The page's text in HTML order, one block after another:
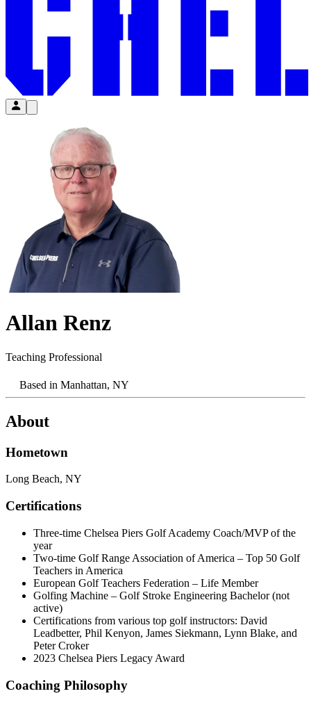
Allan Renz​​​​‌ ‍ ​‍​‍‌‍ ‌ ​‍‌‍‍‌‌‍‌ ‌‍‍‌‌‍ ‍​‍​‍​ ‍‍​‍​‍‌ ​ ‌‍​‌‌‍ ‍‌‍‍‌‌ ‌​‌ ‍‌​‍ ‍‌‍‍‌‌‍ ​‍​‍​‍ ​​‍​‍‌‍‍​‌ ​‍‌‍‌‌‌‍‌‍​‍​‍​ ‍‍​‍​‍‌‍‍​‌ ‌​‌ ‌​‌ ​​‌ ​ ​ ‍‍​‍ ​‍ ‌‍​ ‌‍‍​‌‍‌‌‌‍ ​‌ ​ ‌‍‌‌‌‍​‌‌ ​​‌‍‍‌‌‍‌‌‌ ​‍‌ ​ ​‍ ‍‌ ​ ‌‍​‌‌‍ ‍‌‍‍‌‌ ‌​‌ ‍‌​‍ ‍‌ ​ ‌ ‌​‌ ‌‌‌‍‌​‌‍‍‌‌‍ ​‍ ‌‍‍‌‌‍ ‍‌ ‌​‌‍‌‌‌‍ ‍‌ ‌​​‍ ‌‍‌‌‌‍‌​‌‍‍‌‌ ‌​​‍ ‌‍ ‌‌‍ ‌‍‌​‌‍‌‌​ ‌‌ ​​‌ ​‍‌‍‌‌‌ ​ ‌‍‌‌‌‍ ‍‌ ‌​‌‍​‌‌ ‌​‌‍‍‌‌‍ ‌‍ ‍​ ‍ ‌‍‍‌‌‍‌​​ ‌​ ‌ ‌‍‌​‌‍‌​‌‍​‍​ ‍‌‌‍‌‍​ ​‍‌‍​‍​‍ ‌​ ‌​‌‍​‌‌‍​‍​ ‌​​‍ ‌​ ‌​​ ‌​​ ‍​​ ‌ ​‍ ‌​ ‍​‌‍​ ​ ‍‌‌‍‌‌​‍ ‌‌‍‌​​ ​‌​ ​ ‌‍‌‌‌‍​‌‌‍‌‌‌‍‌​​ ​ ​ ​​​ ​‍‌‍​‌‌‍​ ​ ‍ ‌ ‌​‌ ‍‌‌ ​​‌‍‌‌​ ‌‌‍​ ‌‍ ‌‍​‌‌‍​ ‌‍‍​​ ‍ ‌ ​​‌‍​‌‌ ‌​‌‍‍​​ ‌‌‍ ‍‌‍​‌‌‍ ‌‌‍‌‌​ ‌‍​‍‌‍​‌‌ ​ ‌‍‌‌‌‌‌‌‌ ​‍‌‍ ​​ ‌‌‍‍​‌ ‌​‌ ‌​‌ ​​‌ ​ ​‍‌‌​ ​ ‌​​‌​‍‌‌​ ​‍‌​‌‍​‍‌‌​ ​‍‌​‌‍‌‍​ ‌‍‍​‌‍‌‌‌‍ ​‌ ​ ‌‍‌‌‌‍​‌‌ ​​‌‍‍‌‌‍‌‌‌ ​‍‌ ​ ​‍ ‍‌ ​ ‌‍​‌‌‍ ‍‌‍‍‌‌ ‌​‌ ‍‌​‍ ‍‌ ​ ‌ ‌​‌ ‌‌‌‍‌​‌‍‍‌‌‍ ​‍‌‍‌‍‍‌‌‍‌​​ ‌​ ‌ ‌‍‌​‌‍‌​‌‍​‍​ ‍‌‌‍‌‍​ ​‍‌‍​‍​‍ ‌​ ‌​‌‍​‌‌‍​‍​ ‌​​‍ ‌​ ‌​​ ‌​​ ‍​​ ‌ ​‍ ‌​ ‍​‌‍​ ​ ‍‌‌‍‌‌​‍ ‌‌‍‌​​ ​‌​ ​ ‌‍‌‌‌‍​‌‌‍‌‌‌‍‌​​ ​ ​ ​​​ ​‍‌‍​‌‌‍​ ​‍‌‍‌ ‌​‌ ‍‌‌ ​​‌‍‌‌​ ‌‌‍​ ‌‍ ‌‍​‌‌‍​ ‌‍‍​​‍‌‍‌ ​​‌‍​‌‌ ‌​‌‍‍​​ ‌‌‍ ‍‌‍​‌‌‍ ‌‌‍‌‌​‍‌‍‌ ​​‌‍‌‌‌ ​‍‌ ​ ‌ ​​‌‍‌‌‌‍​ ‌ ‌​‌‍‍‌‌ ‌‍‌‍‌‌​ ‌‌ ​​‌ ‌‌‌‍​‍‌‍ ​‌‍‍‌‌ ​ ‌‍‍​‌‍‌‌‌‍‌​​‍​‍‌ ‌
Teaching Professional​​​​‌ ‍ ​‍​‍‌‍ ‌ ​‍‌‍‍‌‌‍‌ ‌‍‍‌‌‍ ‍​‍​‍​ ‍‍​‍​‍‌ ​ ‌‍​‌‌‍ ‍‌‍‍‌‌ ‌​‌ ‍‌​‍ ‍‌‍‍‌‌‍ ​‍​‍​‍ ​​‍​‍‌‍‍​‌ ​‍‌‍‌‌‌‍‌‍​‍​‍​ ‍‍​‍​‍‌‍‍​‌ ‌​‌ ‌​‌ ​​‌ ​ ​ ‍‍​‍ ​‍ ‌‍​ ‌‍‍​‌‍‌‌‌‍ ​‌ ​ ‌‍‌‌‌‍​‌‌ ​​‌‍‍‌‌‍‌‌‌ ​‍‌ ​ ​‍ ‍‌ ​ ‌‍​‌‌‍ ‍‌‍‍‌‌ ‌​‌ ‍‌​‍ ‍‌ ​ ‌ ‌​‌ ‌‌‌‍‌​‌‍‍‌‌‍ ​‍ ‌‍‍‌‌‍ ‍‌ ‌​‌‍‌‌‌‍ ‍‌ ‌​​‍ ‌‍‌‌‌‍‌​‌‍‍‌‌ ‌​​‍ ‌‍ ‌‌‍ ‌‍‌​‌‍‌‌​ ‌‌ ​​‌ ​‍‌‍‌‌‌ ​ ‌‍‌‌‌‍ ‍‌ ‌​‌‍​‌‌ ‌​‌‍‍‌‌‍ ‌‍ ‍​ ‍ ‌‍‍‌‌‍‌​​ ‌​ ‌ ‌‍‌​‌‍‌​‌‍​‍​ ‍‌‌‍‌‍​ ​‍‌‍​‍​‍ ‌​ ‌​‌‍​‌‌‍​‍​ ‌​​‍ ‌​ ‌​​ ‌​​ ‍​​ ‌ ​‍ ‌​ ‍​‌‍​ ​ ‍‌‌‍‌‌​‍ ‌‌‍‌​​ ​‌​ ​ ‌‍‌‌‌‍​‌‌‍‌‌‌‍‌​​ ​ ​ ​​​ ​‍‌‍​‌‌‍​ ​ ‍ ‌ ‌​‌ ‍‌‌ ​​‌‍‌‌​ ‌‌‍​ ‌‍ ‌‍​‌‌‍​ ‌‍‍​​ ‍ ‌ ​​‌‍​‌‌ ‌​‌‍‍​​ ‌‌ ‌​‌‍‍‌‌ ‌​‌‍ ​‌‍‌‌​ ‌‍​‍‌‍​‌‌ ​ ‌‍‌‌‌‌‌‌‌ ​‍‌‍ ​​ ‌‌‍‍​‌ ‌​‌ ‌​‌ ​​‌ ​ ​‍‌‌​ ​ ‌​​‌​‍‌‌​ ​‍‌​‌‍​‍‌‌​ ​‍‌​‌‍‌‍​ ‌‍‍​‌‍‌‌‌‍ ​‌ ​ ‌‍‌‌‌‍​‌‌ ​​‌‍‍‌‌‍‌‌‌ ​‍‌ ​ ​‍ ‍‌ ​ ‌‍​‌‌‍ ‍‌‍‍‌‌ ‌​‌ ‍‌​‍ ‍‌ ​ ‌ ‌​‌ ‌‌‌‍‌​‌‍‍‌‌‍ ​‍‌‍‌‍‍‌‌‍‌​​ ‌​ ‌ ‌‍‌​‌‍‌​‌‍​‍​ ‍‌‌‍‌‍​ ​‍‌‍​‍​‍ ‌​ ‌​‌‍​‌‌‍​‍​ ‌​​‍ ‌​ ‌​​ ‌​​ ‍​​ ‌ ​‍ ‌​ ‍​‌‍​ ​ ‍‌‌‍‌‌​‍ ‌‌‍‌​​ ​‌​ ​ ‌‍‌‌‌‍​‌‌‍‌‌‌‍‌​​ ​ ​ ​​​ ​‍‌‍​‌‌‍​ ​‍‌‍‌ ‌​‌ ‍‌‌ ​​‌‍‌‌​ ‌‌‍​ ‌‍ ‌‍​‌‌‍​ ‌‍‍​​‍‌‍‌ ​​‌‍​‌‌ ‌​‌‍‍​​ ‌‌ ‌​‌‍‍‌‌ ‌​‌‍ ​‌‍‌‌​‍‌‍‌ ​​‌‍‌‌‌ ​‍‌ ​ ‌ ​​‌‍‌‌‌‍​ ‌ ‌​‌‍‍‌‌ ‌‍‌‍‌‌​ ‌‌ ​​‌ ‌‌‌‍​‍‌‍ ​‌‍‍‌‌ ​ ‌‍‍​‌‍‌‌‌‍‌​​‍​‍‌ ‌
Based in Manhattan, NY​​​​‌ ‍ ​‍​‍‌‍ ‌ ​‍‌‍‍‌‌‍‌ ‌‍‍‌‌‍ ‍​‍​‍​ ‍‍​‍​‍‌ ​ ‌‍​‌‌‍ ‍‌‍‍‌‌ ‌​‌ ‍‌​‍ ‍‌‍‍‌‌‍ ​‍​‍​‍ ​​‍​‍‌‍‍​‌ ​‍‌‍‌‌‌‍‌‍​‍​‍​ ‍‍​‍​‍‌‍‍​‌ ‌​‌ ‌​‌ ​​‌ ​ ​ ‍‍​‍ ​‍ ‌‍​ ‌‍‍​‌‍‌‌‌‍ ​‌ ​ ‌‍‌‌‌‍​‌‌ ​​‌‍‍‌‌‍‌‌‌ ​‍‌ ​ ​‍ ‍‌ ​ ‌‍​‌‌‍ ‍‌‍‍‌‌ ‌​‌ ‍‌​‍ ‍‌ ​ ‌ ‌​‌ ‌‌‌‍‌​‌‍‍‌‌‍ ​‍ ‌‍‍‌‌‍ ‍‌ ‌​‌‍‌‌‌‍ ‍‌ ‌​​‍ ‌‍‌‌‌‍‌​‌‍‍‌‌ ‌​​‍ ‌‍ ‌‌‍ ‌‍‌​‌‍‌‌​ ‌‌ ​​‌ ​‍‌‍‌‌‌ ​ ‌‍‌‌‌‍ ‍‌ ‌​‌‍​‌‌ ‌​‌‍‍‌‌‍ ‌‍ ‍​ ‍ ‌‍‍‌‌‍‌​​ ‌​ ‌ ‌‍‌​‌‍‌​‌‍​‍​ ‍‌‌‍‌‍​ ​‍‌‍​‍​‍ ‌​ ‌​‌‍​‌‌‍​‍​ ‌​​‍ ‌​ ‌​​ ‌​​ ‍​​ ‌ ​‍ ‌​ ‍​‌‍​ ​ ‍‌‌‍‌‌​‍ ‌‌‍‌​​ ​‌​ ​ ‌‍‌‌‌‍​‌‌‍‌‌‌‍‌​​ ​ ​ ​​​ ​‍‌‍​‌‌‍​ ​ ‍ ‌ ‌​‌ ‍‌‌ ​​‌‍‌‌​ ‌‌‍​ ‌‍ ‌‍​‌‌‍​ ‌‍‍​​ ‍ ‌ ​​‌‍​‌‌ ‌​‌‍‍​​ ‌‌‍ ​‌‍ ‌‍​ ‌‍​‌‌ ‌​‌‍‍‌‌‍ ‌‍ ‍​ ‌‍​‍‌‍​‌‌ ​ ‌‍‌‌‌‌‌‌‌ ​‍‌‍ ​​ ‌‌‍‍​‌ ‌​‌ ‌​‌ ​​‌ ​ ​‍‌‌​ ​ ‌​​‌​‍‌‌​ ​‍‌​‌‍​‍‌‌​ ​‍‌​‌‍‌‍​ ‌‍‍​‌‍‌‌‌‍ ​‌ ​ ‌‍‌‌‌‍​‌‌ ​​‌‍‍‌‌‍‌‌‌ ​‍‌ ​ ​‍ ‍‌ ​ ‌‍​‌‌‍ ‍‌‍‍‌‌ ‌​‌ ‍‌​‍ ‍‌ ​ ‌ ‌​‌ ‌‌‌‍‌​‌‍‍‌‌‍ ​‍‌‍‌‍‍‌‌‍‌​​ ‌​ ‌ ‌‍‌​‌‍‌​‌‍​‍​ ‍‌‌‍‌‍​ ​‍‌‍​‍​‍ ‌​ ‌​‌‍​‌‌‍​‍​ ‌​​‍ ‌​ ‌​​ ‌​​ ‍​​ ‌ ​‍ ‌​ ‍​‌‍​ ​ ‍‌‌‍‌‌​‍ ‌‌‍‌​​ ​‌​ ​ ‌‍‌‌‌‍​‌‌‍‌‌‌‍‌​​ ​ ​ ​​​ ​‍‌‍​‌‌‍​ ​‍‌‍‌ ‌​‌ ‍‌‌ ​​‌‍‌‌​ ‌‌‍​ ‌‍ ‌‍​‌‌‍​ ‌‍‍​​‍‌‍‌ ​​‌‍​‌‌ ‌​‌‍‍​​ ‌‌‍ ​‌‍ ‌‍​ ‌‍​‌‌ ‌​‌‍‍‌‌‍ ‌‍ ‍​‍‌‍‌ ​​‌‍‌‌‌ ​‍‌ ​ ‌ ​​‌‍‌‌‌‍​ ‌ ‌​‌‍‍‌‌ ‌‍‌‍‌‌​ ‌‌ ​​‌ ‌‌‌‍​‍‌‍ ​‌‍‍‌‌ ​ ‌‍‍​‌‍‌‌‌‍‌​​‍​‍‌ ‌
About
Hometown​​​​‌ ‍ ​‍​‍‌‍ ‌ ​‍‌‍‍‌‌‍‌ ‌‍‍‌‌‍ ‍​‍​‍​ ‍‍​‍​‍‌ ​ ‌‍​‌‌‍ ‍‌‍‍‌‌ ‌​‌ ‍‌​‍ ‍‌‍‍‌‌‍ ​‍​‍​‍ ​​‍​‍‌‍‍​‌ ​‍‌‍‌‌‌‍‌‍​‍​‍​ ‍‍​‍​‍‌‍‍​‌ ‌​‌ ‌​‌ ​​‌ ​ ​ ‍‍​‍ ​‍ ‌‍​ ‌‍‍​‌‍‌‌‌‍ ​‌ ​ ‌‍‌‌‌‍​‌‌ ​​‌‍‍‌‌‍‌‌‌ ​‍‌ ​ ​‍ ‍‌ ​ ‌‍​‌‌‍ ‍‌‍‍‌‌ ‌​‌ ‍‌​‍ ‍‌ ​ ‌ ‌​‌ ‌‌‌‍‌​‌‍‍‌‌‍ ​‍ ‌‍‍‌‌‍ ‍‌ ‌​‌‍‌‌‌‍ ‍‌ ‌​​‍ ‌‍‌‌‌‍‌​‌‍‍‌‌ ‌​​‍ ‌‍ ‌‌‍ ‌‍‌​‌‍‌‌​ ‌‌ ​​‌ ​‍‌‍‌‌‌ ​ ‌‍‌‌‌‍ ‍‌ ‌​‌‍​‌‌ ‌​‌‍‍‌‌‍ ‌‍ ‍​ ‍ ‌‍‍‌‌‍‌​​ ‌​ ‌ ‌‍‌​‌‍‌​‌‍​‍​ ‍‌‌‍‌‍​ ​‍‌‍​‍​‍ ‌​ ‌​‌‍​‌‌‍​‍​ ‌​​‍ ‌​ ‌​​ ‌​​ ‍​​ ‌ ​‍ ‌​ ‍​‌‍​ ​ ‍‌‌‍‌‌​‍ ‌‌‍‌​​ ​‌​ ​ ‌‍‌‌‌‍​‌‌‍‌‌‌‍‌​​ ​ ​ ​​​ ​‍‌‍​‌‌‍​ ​ ‍ ‌ ‌​‌ ‍‌‌ ​​‌‍‌‌​ ‌‌‍​ ‌‍ ‌‍​‌‌‍​ ‌‍‍​​ ‍ ‌ ​​‌‍​‌‌ ‌​‌‍‍​​ ‌‌ ​‍‌‍‍‌‌‍​ ‌‍‍​‌‌‌​‌‍‌‌‌ ‍​‌ ‌​​‍‌‌​ ‌‌‌​​‍‌‌ ‌‍‍ ‌‍‌‌‌ ‍‌​‍‌‌​ ​ ‌​‌​​‍‌‌​ ​ ‌​‌​​‍‌‌​ ​‍​ ​‍‌​‍ ‌​‌‍‌‌‍​‌​‍‍‌​‌​‌ ​​‌​ ‌‍ ​​‍‌‌​ ​‍​ ​‍​‍‌‌​ ‌‌‌​‌​​‍ ‍‌‍​ ‌‍‍​‌‍‍‌‌‍ ​‌‍‌​‌ ​‍‌‍‌‌‌‍ ‍​‍‌‌​ ‌‌‌​​‍‌‌ ‌‍‍ ‌‍‌‌‌ ‍‌​‍‌‌​ ​ ‌​‌​​‍‌‌​ ​ ‌​‌​​‍‌‌​ ​‍​ ​‍‌‌​‌‌‍​‍​ ​ ‌ ‍​‌‍‌ ‌ ‌‍‌‍​ ‌‍‍‍​‍‌‌​ ​‍​ ​‍​‍‌‌​ ‌‌‌​‌​​‍ ‍‌ ‌​‌‍‌‌‌ ‍​‌ ‌​​ ‌‍​‍‌‍​‌‌ ​ ‌‍‌‌‌‌‌‌‌ ​‍‌‍ ​​ ‌‌‍‍​‌ ‌​‌ ‌​‌ ​​‌ ​ ​‍‌‌​ ​ ‌​​‌​‍‌‌​ ​‍‌​‌‍​‍‌‌​ ​‍‌​‌‍‌‍​ ‌‍‍​‌‍‌‌‌‍ ​‌ ​ ‌‍‌‌‌‍​‌‌ ​​‌‍‍‌‌‍‌‌‌ ​‍‌ ​ ​‍ ‍‌ ​ ‌‍​‌‌‍ ‍‌‍‍‌‌ ‌​‌ ‍‌​‍ ‍‌ ​ ‌ ‌​‌ ‌‌‌‍‌​‌‍‍‌‌‍ ​‍‌‍‌‍‍‌‌‍‌​​ ‌​ ‌ ‌‍‌​‌‍‌​‌‍​‍​ ‍‌‌‍‌‍​ ​‍‌‍​‍​‍ ‌​ ‌​‌‍​‌‌‍​‍​ ‌​​‍ ‌​ ‌​​ ‌​​ ‍​​ ‌ ​‍ ‌​ ‍​‌‍​ ​ ‍‌‌‍‌‌​‍ ‌‌‍‌​​ ​‌​ ​ ‌‍‌‌‌‍​‌‌‍‌‌‌‍‌​​ ​ ​ ​​​ ​‍‌‍​‌‌‍​ ​‍‌‍‌ ‌​‌ ‍‌‌ ​​‌‍‌‌​ ‌‌‍​ ‌‍ ‌‍​‌‌‍​ ‌‍‍​​‍‌‍‌ ​​‌‍​‌‌ ‌​‌‍‍​​ ‌‌ ​‍‌‍‍‌‌‍​ ‌‍‍​‌‌‌​‌‍‌‌‌ ‍​‌ ‌​​‍‌‌​ ‌‌‌​​‍‌‌ ‌‍‍ ‌‍‌‌‌ ‍‌​‍‌‌​ ​ ‌​‌​​‍‌‌​ ​ ‌​‌​​‍‌‌​ ​‍​ ​‍‌​‍ ‌​‌‍‌‌‍​‌​‍‍‌​‌​‌ ​​‌​ ‌‍ ​​‍‌‌​ ​‍​ ​‍​‍‌‌​ ‌‌‌​‌​​‍ ‍‌‍​ ‌‍‍​‌‍‍‌‌‍ ​‌‍‌​‌ ​‍‌‍‌‌‌‍ ‍​‍‌‌​ ‌‌‌​​‍‌‌ ‌‍‍ ‌‍‌‌‌ ‍‌​‍‌‌​ ​ ‌​‌​​‍‌‌​ ​ ‌​‌​​‍‌‌​ ​‍​ ​‍‌‌​‌‌‍​‍​ ​ ‌ ‍​‌‍‌ ‌ ‌‍‌‍​ ‌‍‍‍​‍‌‌​ ​‍​ ​‍​‍‌‌​ ‌‌‌​‌​​‍ ‍‌ ‌​‌‍‌‌‌ ‍​‌ ‌​​‍‌‍‌ ​​‌‍‌‌‌ ​‍‌ ​ ‌ ​​‌‍‌‌‌‍​ ‌ ‌​‌‍‍‌‌ ‌‍‌‍‌‌​ ‌‌ ​​‌ ‌‌‌‍​‍‌‍ ​‌‍‍‌‌ ​ ‌‍‍​‌‍‌‌‌‍‌​​‍​‍‌ ‌
Long Beach, NY​​​​‌ ‍ ​‍​‍‌‍ ‌ ​‍‌‍‍‌‌‍‌ ‌‍‍‌‌‍ ‍​‍​‍​ ‍‍​‍​‍‌ ​ ‌‍​‌‌‍ ‍‌‍‍‌‌ ‌​‌ ‍‌​‍ ‍‌‍‍‌‌‍ ​‍​‍​‍ ​​‍​‍‌‍‍​‌ ​‍‌‍‌‌‌‍‌‍​‍​‍​ ‍‍​‍​‍‌‍‍​‌ ‌​‌ ‌​‌ ​​‌ ​ ​ ‍‍​‍ ​‍ ‌‍​ ‌‍‍​‌‍‌‌‌‍ ​‌ ​ ‌‍‌‌‌‍​‌‌ ​​‌‍‍‌‌‍‌‌‌ ​‍‌ ​ ​‍ ‍‌ ​ ‌‍​‌‌‍ ‍‌‍‍‌‌ ‌​‌ ‍‌​‍ ‍‌ ​ ‌ ‌​‌ ‌‌‌‍‌​‌‍‍‌‌‍ ​‍ ‌‍‍‌‌‍ ‍‌ ‌​‌‍‌‌‌‍ ‍‌ ‌​​‍ ‌‍‌‌‌‍‌​‌‍‍‌‌ ‌​​‍ ‌‍ ‌‌‍ ‌‍‌​‌‍‌‌​ ‌‌ ​​‌ ​‍‌‍‌‌‌ ​ ‌‍‌‌‌‍ ‍‌ ‌​‌‍​‌‌ ‌​‌‍‍‌‌‍ ‌‍ ‍​ ‍ ‌‍‍‌‌‍‌​​ ‌​ ‌ ‌‍‌​‌‍‌​‌‍​‍​ ‍‌‌‍‌‍​ ​‍‌‍​‍​‍ ‌​ ‌​‌‍​‌‌‍​‍​ ‌​​‍ ‌​ ‌​​ ‌​​ ‍​​ ‌ ​‍ ‌​ ‍​‌‍​ ​ ‍‌‌‍‌‌​‍ ‌‌‍‌​​ ​‌​ ​ ‌‍‌‌‌‍​‌‌‍‌‌‌‍‌​​ ​ ​ ​​​ ​‍‌‍​‌‌‍​ ​ ‍ ‌ ‌​‌ ‍‌‌ ​​‌‍‌‌​ ‌‌‍​ ‌‍ ‌‍​‌‌‍​ ‌‍‍​​ ‍ ‌ ​​‌‍​‌‌ ‌​‌‍‍​​ ‌‌ ​‍‌‍‍‌‌‍​ ‌‍‍​‌‌‌​‌‍‌‌‌ ‍​‌ ‌​​‍‌‌​ ‌‌‌​​‍‌‌ ‌‍‍ ‌‍‌‌‌ ‍‌​‍‌‌​ ​ ‌​‌​​‍‌‌​ ​ ‌​‌​​‍‌‌​ ​‍​ ​‍‌‍ ‌‌‍‌‌‌​ ‌‌‍‍‌ ‌ ‌‌‌‌‌​ ‌‌​‌​‍‌‌​ ​‍​ ​‍​‍‌‌​ ‌‌‌​‌​​‍ ‍‌‍​ ‌‍‍​‌‍‍‌‌‍ ​‌‍‌​‌ ​‍‌‍‌‌‌‍ ‍​‍‌‌​ ‌‌‌​​‍‌‌ ‌‍‍ ‌‍‌‌‌ ‍‌​‍‌‌​ ​ ‌​‌​​‍‌‌​ ​ ‌​‌​​‍‌‌​ ​‍​ ​‍​ ‍​‌‍​‌‌​‌‍​ ​‌​ ‍​‌​​‍‌‌​​‌ ​‌​‍‌‌​ ​‍​ ​‍​‍‌‌​ ‌‌‌​‌​​‍ ‍‌ ‌​‌‍‌‌‌ ‍​‌ ‌​​ ‌‍​‍‌‍​‌‌ ​ ‌‍‌‌‌‌‌‌‌ ​‍‌‍ ​​ ‌‌‍‍​‌ ‌​‌ ‌​‌ ​​‌ ​ ​‍‌‌​ ​ ‌​​‌​‍‌‌​ ​‍‌​‌‍​‍‌‌​ ​‍‌​‌‍‌‍​ ‌‍‍​‌‍‌‌‌‍ ​‌ ​ ‌‍‌‌‌‍​‌‌ ​​‌‍‍‌‌‍‌‌‌ ​‍‌ ​ ​‍ ‍‌ ​ ‌‍​‌‌‍ ‍‌‍‍‌‌ ‌​‌ ‍‌​‍ ‍‌ ​ ‌ ‌​‌ ‌‌‌‍‌​‌‍‍‌‌‍ ​‍‌‍‌‍‍‌‌‍‌​​ ‌​ ‌ ‌‍‌​‌‍‌​‌‍​‍​ ‍‌‌‍‌‍​ ​‍‌‍​‍​‍ ‌​ ‌​‌‍​‌‌‍​‍​ ‌​​‍ ‌​ ‌​​ ‌​​ ‍​​ ‌ ​‍ ‌​ ‍​‌‍​ ​ ‍‌‌‍‌‌​‍ ‌‌‍‌​​ ​‌​ ​ ‌‍‌‌‌‍​‌‌‍‌‌‌‍‌​​ ​ ​ ​​​ ​‍‌‍​‌‌‍​ ​‍‌‍‌ ‌​‌ ‍‌‌ ​​‌‍‌‌​ ‌‌‍​ ‌‍ ‌‍​‌‌‍​ ‌‍‍​​‍‌‍‌ ​​‌‍​‌‌ ‌​‌‍‍​​ ‌‌ ​‍‌‍‍‌‌‍​ ‌‍‍​‌‌‌​‌‍‌‌‌ ‍​‌ ‌​​‍‌‌​ ‌‌‌​​‍‌‌ ‌‍‍ ‌‍‌‌‌ ‍‌​‍‌‌​ ​ ‌​‌​​‍‌‌​ ​ ‌​‌​​‍‌‌​ ​‍​ ​‍‌‍ ‌‌‍‌‌‌​ ‌‌‍‍‌ ‌ ‌‌‌‌‌​ ‌‌​‌​‍‌‌​ ​‍​ ​‍​‍‌‌​ ‌‌‌​‌​​‍ ‍‌‍​ ‌‍‍​‌‍‍‌‌‍ ​‌‍‌​‌ ​‍‌‍‌‌‌‍ ‍​‍‌‌​ ‌‌‌​​‍‌‌ ‌‍‍ ‌‍‌‌‌ ‍‌​‍‌‌​ ​ ‌​‌​​‍‌‌​ ​ ‌​‌​​‍‌‌​ ​‍​ ​‍​ ‍​‌‍​‌‌​‌‍​ ​‌​ ‍​‌​​‍‌‌​​‌ ​‌​‍‌‌​ ​‍​ ​‍​‍‌‌​ ‌‌‌​‌​​‍ ‍‌ ‌​‌‍‌‌‌ ‍​‌ ‌​​‍‌‍‌ ​​‌‍‌‌‌ ​‍‌ ​ ‌ ​​‌‍‌‌‌‍​ ‌ ‌​‌‍‍‌‌ ‌‍‌‍‌‌​ ‌‌ ​​‌ ‌‌‌‍​‍‌‍ ​‌‍‍‌‌ ​ ‌‍‍​‌‍‌‌‌‍‌​​‍​‍‌ ‌
Certifications​​​​‌ ‍ ​‍​‍‌‍ ‌ ​‍‌‍‍‌‌‍‌ ‌‍‍‌‌‍ ‍​‍​‍​ ‍‍​‍​‍‌ ​ ‌‍​‌‌‍ ‍‌‍‍‌‌ ‌​‌ ‍‌​‍ ‍‌‍‍‌‌‍ ​‍​‍​‍ ​​‍​‍‌‍‍​‌ ​‍‌‍‌‌‌‍‌‍​‍​‍​ ‍‍​‍​‍‌‍‍​‌ ‌​‌ ‌​‌ ​​‌ ​ ​ ‍‍​‍ ​‍ ‌‍​ ‌‍‍​‌‍‌‌‌‍ ​‌ ​ ‌‍‌‌‌‍​‌‌ ​​‌‍‍‌‌‍‌‌‌ ​‍‌ ​ ​‍ ‍‌ ​ ‌‍​‌‌‍ ‍‌‍‍‌‌ ‌​‌ ‍‌​‍ ‍‌ ​ ‌ ‌​‌ ‌‌‌‍‌​‌‍‍‌‌‍ ​‍ ‌‍‍‌‌‍ ‍‌ ‌​‌‍‌‌‌‍ ‍‌ ‌​​‍ ‌‍‌‌‌‍‌​‌‍‍‌‌ ‌​​‍ ‌‍ ‌‌‍ ‌‍‌​‌‍‌‌​ ‌‌ ​​‌ ​‍‌‍‌‌‌ ​ ‌‍‌‌‌‍ ‍‌ ‌​‌‍​‌‌ ‌​‌‍‍‌‌‍ ‌‍ ‍​ ‍ ‌‍‍‌‌‍‌​​ ‌​ ‌ ‌‍‌​‌‍‌​‌‍​‍​ ‍‌‌‍‌‍​ ​‍‌‍​‍​‍ ‌​ ‌​‌‍​‌‌‍​‍​ ‌​​‍ ‌​ ‌​​ ‌​​ ‍​​ ‌ ​‍ ‌​ ‍​‌‍​ ​ ‍‌‌‍‌‌​‍ ‌‌‍‌​​ ​‌​ ​ ‌‍‌‌‌‍​‌‌‍‌‌‌‍‌​​ ​ ​ ​​​ ​‍‌‍​‌‌‍​ ​ ‍ ‌ ‌​‌ ‍‌‌ ​​‌‍‌‌​ ‌‌‍​ ‌‍ ‌‍​‌‌‍​ ‌‍‍​​ ‍ ‌ ​​‌‍​‌‌ ‌​‌‍‍​​ ‌‌ ​‍‌‍‍‌‌‍​ ‌‍‍​‌‌‌​‌‍‌‌‌ ‍​‌ ‌​​‍‌‌​ ‌‌‌​​‍‌‌ ‌‍‍ ‌‍‌‌‌ ‍‌​‍‌‌​ ​ ‌​‌​​‍‌‌​ ​ ‌​‌​​‍‌‌​ ​‍​ ​‍‌ ‍‍‌‌​ ‌‍ ​‌‍​ ‌‌‌‍‌‍​‌‌‍‍‌‌​​‍​‍‌‌​ ​‍​ ​‍​‍‌‌​ ‌‌‌​‌​​‍ ‍‌‍​ ‌‍‍​‌‍‍‌‌‍ ​‌‍‌​‌ ​‍‌‍‌‌‌‍ ‍​‍‌‌​ ‌‌‌​​‍‌‌ ‌‍‍ ‌‍‌‌‌ ‍‌​‍‌‌​ ​ ‌​‌​​‍‌‌​ ​ ‌​‌​​‍‌‌​ ​‍​ ​‍‌‍ ‍​ ‍​​ ​ ‌ ​‍‌ ‍​‌​‌‌‌​‍‍​ ​‌​‍‌‌​ ​‍​ ​‍​‍‌‌​ ‌‌‌​‌​​‍ ‍‌ ‌​‌‍‌‌‌ ‍​‌ ‌​​ ‌‍​‍‌‍​‌‌ ​ ‌‍‌‌‌‌‌‌‌ ​‍‌‍ ​​ ‌‌‍‍​‌ ‌​‌ ‌​‌ ​​‌ ​ ​‍‌‌​ ​ ‌​​‌​‍‌‌​ ​‍‌​‌‍​‍‌‌​ ​‍‌​‌‍‌‍​ ‌‍‍​‌‍‌‌‌‍ ​‌ ​ ‌‍‌‌‌‍​‌‌ ​​‌‍‍‌‌‍‌‌‌ ​‍‌ ​ ​‍ ‍‌ ​ ‌‍​‌‌‍ ‍‌‍‍‌‌ ‌​‌ ‍‌​‍ ‍‌ ​ ‌ ‌​‌ ‌‌‌‍‌​‌‍‍‌‌‍ ​‍‌‍‌‍‍‌‌‍‌​​ ‌​ ‌ ‌‍‌​‌‍‌​‌‍​‍​ ‍‌‌‍‌‍​ ​‍‌‍​‍​‍ ‌​ ‌​‌‍​‌‌‍​‍​ ‌​​‍ ‌​ ‌​​ ‌​​ ‍​​ ‌ ​‍ ‌​ ‍​‌‍​ ​ ‍‌‌‍‌‌​‍ ‌‌‍‌​​ ​‌​ ​ ‌‍‌‌‌‍​‌‌‍‌‌‌‍‌​​ ​ ​ ​​​ ​‍‌‍​‌‌‍​ ​‍‌‍‌ ‌​‌ ‍‌‌ ​​‌‍‌‌​ ‌‌‍​ ‌‍ ‌‍​‌‌‍​ ‌‍‍​​‍‌‍‌ ​​‌‍​‌‌ ‌​‌‍‍​​ ‌‌ ​‍‌‍‍‌‌‍​ ‌‍‍​‌‌‌​‌‍‌‌‌ ‍​‌ ‌​​‍‌‌​ ‌‌‌​​‍‌‌ ‌‍‍ ‌‍‌‌‌ ‍‌​‍‌‌​ ​ ‌​‌​​‍‌‌​ ​ ‌​‌​​‍‌‌​ ​‍​ ​‍‌ ‍‍‌‌​ ‌‍ ​‌‍​ ‌‌‌‍‌‍​‌‌‍‍‌‌​​‍​‍‌‌​ ​‍​ ​‍​‍‌‌​ ‌‌‌​‌​​‍ ‍‌‍​ ‌‍‍​‌‍‍‌‌‍ ​‌‍‌​‌ ​‍‌‍‌‌‌‍ ‍​‍‌‌​ ‌‌‌​​‍‌‌ ‌‍‍ ‌‍‌‌‌ ‍‌​‍‌‌​ ​ ‌​‌​​‍‌‌​ ​ ‌​‌​​‍‌‌​ ​‍​ ​‍‌‍ ‍​ ‍​​ ​ ‌ ​‍‌ ‍​‌​‌‌‌​‍‍​ ​‌​‍‌‌​ ​‍​ ​‍​‍‌‌​ ‌‌‌​‌​​‍ ‍‌ ‌​‌‍‌‌‌ ‍​‌ ‌​​‍‌‍‌ ​​‌‍‌‌‌ ​‍‌ ​ ‌ ​​‌‍‌‌‌‍​ ‌ ‌​‌‍‍‌‌ ‌‍‌‍‌‌​ ‌‌ ​​‌ ‌‌‌‍​‍‌‍ ​‌‍‍‌‌ ​ ‌‍‍​‌‍‌‌‌‍‌​​‍​‍‌ ‌
Three-time Chelsea Piers Golf Academy Coach/MVP of the
year​​​​‌ ‍ ​‍​‍‌‍ ‌ ​‍‌‍‍‌‌‍‌ ‌‍‍‌‌‍ ‍​‍​‍​ ‍‍​‍​‍‌ ​ ‌‍​‌‌‍ ‍‌‍‍‌‌ ‌​‌ ‍‌​‍ ‍‌‍‍‌‌‍ ​‍​‍​‍ ​​‍​‍‌‍‍​‌ ​‍‌‍‌‌‌‍‌‍​‍​‍​ ‍‍​‍​‍‌‍‍​‌ ‌​‌ ‌​‌ ​​‌ ​ ​ ‍‍​‍ ​‍ ‌‍​ ‌‍‍​‌‍‌‌‌‍ ​‌ ​ ‌‍‌‌‌‍​‌‌ ​​‌‍‍‌‌‍‌‌‌ ​‍‌ ​ ​‍ ‍‌ ​ ‌‍​‌‌‍ ‍‌‍‍‌‌ ‌​‌ ‍‌​‍ ‍‌ ​ ‌ ‌​‌ ‌‌‌‍‌​‌‍‍‌‌‍ ​‍ ‌‍‍‌‌‍ ‍‌ ‌​‌‍‌‌‌‍ ‍‌ ‌​​‍ ‌‍‌‌‌‍‌​‌‍‍‌‌ ‌​​‍ ‌‍ ‌‌‍ ‌‍‌​‌‍‌‌​ ‌‌ ​​‌ ​‍‌‍‌‌‌ ​ ‌‍‌‌‌‍ ‍‌ ‌​‌‍​‌‌ ‌​‌‍‍‌‌‍ ‌‍ ‍​ ‍ ‌‍‍‌‌‍‌​​ ‌​ ‌ ‌‍‌​‌‍‌​‌‍​‍​ ‍‌‌‍‌‍​ ​‍‌‍​‍​‍ ‌​ ‌​‌‍​‌‌‍​‍​ ‌​​‍ ‌​ ‌​​ ‌​​ ‍​​ ‌ ​‍ ‌​ ‍​‌‍​ ​ ‍‌‌‍‌‌​‍ ‌‌‍‌​​ ​‌​ ​ ‌‍‌‌‌‍​‌‌‍‌‌‌‍‌​​ ​ ​ ​​​ ​‍‌‍​‌‌‍​ ​ ‍ ‌ ‌​‌ ‍‌‌ ​​‌‍‌‌​ ‌‌‍​ ‌‍ ‌‍​‌‌‍​ ‌‍‍​​ ‍ ‌ ​​‌‍​‌‌ ‌​‌‍‍​​ ‌‌ ​‍‌‍‍‌‌‍​ ‌‍‍​‌‌‌​‌‍‌‌‌ ‍​‌ ‌​​‍‌‌​ ‌‌‌​​‍‌‌ ‌‍‍ ‌‍‌‌‌ ‍‌​‍‌‌​ ​ ‌​‌​​‍‌‌​ ​ ‌​‌​​‍‌‌​ ​‍​ ​‍​ ​ ‌ ‍​‌‍‌‍‌‌‌​‌​​‌‌​‍‍‌‌‍‌‌‍‌‍​‍‌‌​ ​‍​ ​‍​‍‌‌​ ‌‌‌​‌​​‍ ‍‌‍​ ‌‍‍​‌‍‍‌‌‍ ​‌‍‌​‌ ​‍‌‍‌‌‌‍ ‍​‍‌‌​ ‌‌‌​​‍‌‌ ‌‍‍ ‌‍‌‌‌ ‍‌​‍‌‌​ ​ ‌​‌​​‍‌‌​ ​ ‌​‌​​‍‌‌​ ​‍​ ​‍​ ​‌‌‌​‍‌‍‌ ​ ‌​‌ ‍‍‌ ​ ‌​‌‌‌‍‍​​‍‌‌​ ​‍​ ​‍​‍‌‌​ ‌‌‌​‌​​‍ ‍‌ ‌​‌‍‌‌‌ ‍​‌ ‌​​ ‌‍​‍‌‍​‌‌ ​ ‌‍‌‌‌‌‌‌‌ ​‍‌‍ ​​ ‌‌‍‍​‌ ‌​‌ ‌​‌ ​​‌ ​ ​‍‌‌​ ​ ‌​​‌​‍‌‌​ ​‍‌​‌‍​‍‌‌​ ​‍‌​‌‍‌‍​ ‌‍‍​‌‍‌‌‌‍ ​‌ ​ ‌‍‌‌‌‍​‌‌ ​​‌‍‍‌‌‍‌‌‌ ​‍‌ ​ ​‍ ‍‌ ​ ‌‍​‌‌‍ ‍‌‍‍‌‌ ‌​‌ ‍‌​‍ ‍‌ ​ ‌ ‌​‌ ‌‌‌‍‌​‌‍‍‌‌‍ ​‍‌‍‌‍‍‌‌‍‌​​ ‌​ ‌ ‌‍‌​‌‍‌​‌‍​‍​ ‍‌‌‍‌‍​ ​‍‌‍​‍​‍ ‌​ ‌​‌‍​‌‌‍​‍​ ‌​​‍ ‌​ ‌​​ ‌​​ ‍​​ ‌ ​‍ ‌​ ‍​‌‍​ ​ ‍‌‌‍‌‌​‍ ‌‌‍‌​​ ​‌​ ​ ‌‍‌‌‌‍​‌‌‍‌‌‌‍‌​​ ​ ​ ​​​ ​‍‌‍​‌‌‍​ ​‍‌‍‌ ‌​‌ ‍‌‌ ​​‌‍‌‌​ ‌‌‍​ ‌‍ ‌‍​‌‌‍​ ‌‍‍​​‍‌‍‌ ​​‌‍​‌‌ ‌​‌‍‍​​ ‌‌ ​‍‌‍‍‌‌‍​ ‌‍‍​‌‌‌​‌‍‌‌‌ ‍​‌ ‌​​‍‌‌​ ‌‌‌​​‍‌‌ ‌‍‍ ‌‍‌‌‌ ‍‌​‍‌‌​ ​ ‌​‌​​‍‌‌​ ​ ‌​‌​​‍‌‌​ ​‍​ ​‍​ ​ ‌ ‍​‌‍‌‍‌‌‌​‌​​‌‌​‍‍‌‌‍‌‌‍‌‍​‍‌‌​ ​‍​ ​‍​‍‌‌​ ‌‌‌​‌​​‍ ‍‌‍​ ‌‍‍​‌‍‍‌‌‍ ​‌‍‌​‌ ​‍‌‍‌‌‌‍ ‍​‍‌‌​ ‌‌‌​​‍‌‌ ‌‍‍ ‌‍‌‌‌ ‍‌​‍‌‌​ ​ ‌​‌​​‍‌‌​ ​ ‌​‌​​‍‌‌​ ​‍​ ​‍​ ​‌‌‌​‍‌‍‌ ​ ‌​‌ ‍‍‌ ​ ‌​‌‌‌‍‍​​‍‌‌​ ​‍​ ​‍​‍‌‌​ ‌‌‌​‌​​‍ ‍‌ ‌​‌‍‌‌‌ ‍​‌ ‌​​‍‌‍‌ ​​‌‍‌‌‌ ​‍‌ ​ ‌ ​​‌‍‌‌‌‍​ ‌ ‌​‌‍‍‌‌ ‌‍‌‍‌‌​ ‌‌ ​​‌ ‌‌‌‍​‍‌‍ ​‌‍‍‌‌ ​ ‌‍‍​‌‍‌‌‌‍‌​​‍​‍‌ ‌
Two-time Golf Range Association of America – Top 50 Golf
Teachers in America​​​​‌ ‍ ​‍​‍‌‍ ‌ ​‍‌‍‍‌‌‍‌ ‌‍‍‌‌‍ ‍​‍​‍​ ‍‍​‍​‍‌ ​ ‌‍​‌‌‍ ‍‌‍‍‌‌ ‌​‌ ‍‌​‍ ‍‌‍‍‌‌‍ ​‍​‍​‍ ​​‍​‍‌‍‍​‌ ​‍‌‍‌‌‌‍‌‍​‍​‍​ ‍‍​‍​‍‌‍‍​‌ ‌​‌ ‌​‌ ​​‌ ​ ​ ‍‍​‍ ​‍ ‌‍​ ‌‍‍​‌‍‌‌‌‍ ​‌ ​ ‌‍‌‌‌‍​‌‌ ​​‌‍‍‌‌‍‌‌‌ ​‍‌ ​ ​‍ ‍‌ ​ ‌‍​‌‌‍ ‍‌‍‍‌‌ ‌​‌ ‍‌​‍ ‍‌ ​ ‌ ‌​‌ ‌‌‌‍‌​‌‍‍‌‌‍ ​‍ ‌‍‍‌‌‍ ‍‌ ‌​‌‍‌‌‌‍ ‍‌ ‌​​‍ ‌‍‌‌‌‍‌​‌‍‍‌‌ ‌​​‍ ‌‍ ‌‌‍ ‌‍‌​‌‍‌‌​ ‌‌ ​​‌ ​‍‌‍‌‌‌ ​ ‌‍‌‌‌‍ ‍‌ ‌​‌‍​‌‌ ‌​‌‍‍‌‌‍ ‌‍ ‍​ ‍ ‌‍‍‌‌‍‌​​ ‌​ ‌ ‌‍‌​‌‍‌​‌‍​‍​ ‍‌‌‍‌‍​ ​‍‌‍​‍​‍ ‌​ ‌​‌‍​‌‌‍​‍​ ‌​​‍ ‌​ ‌​​ ‌​​ ‍​​ ‌ ​‍ ‌​ ‍​‌‍​ ​ ‍‌‌‍‌‌​‍ ‌‌‍‌​​ ​‌​ ​ ‌‍‌‌‌‍​‌‌‍‌‌‌‍‌​​ ​ ​ ​​​ ​‍‌‍​‌‌‍​ ​ ‍ ‌ ‌​‌ ‍‌‌ ​​‌‍‌‌​ ‌‌‍​ ‌‍ ‌‍​‌‌‍​ ‌‍‍​​ ‍ ‌ ​​‌‍​‌‌ ‌​‌‍‍​​ ‌‌ ​‍‌‍‍‌‌‍​ ‌‍‍​‌‌‌​‌‍‌‌‌ ‍​‌ ‌​​‍‌‌​ ‌‌‌​​‍‌‌ ‌‍‍ ‌‍‌‌‌ ‍‌​‍‌‌​ ​ ‌​‌​​‍‌‌​ ​ ‌​‌​​‍‌‌​ ​‍​ ​‍​ ‌‍‌‌​‍‌ ‌‌​ ‌ ‌​‍‍‌ ‍‍‌​ ​ ​​​‍‌‌​ ​‍​ ​‍​‍‌‌​ ‌‌‌​‌​​‍ ‍‌‍​ ‌‍‍​‌‍‍‌‌‍ ​‌‍‌​‌ ​‍‌‍‌‌‌‍ ‍​‍‌‌​ ‌‌‌​​‍‌‌ ‌‍‍ ‌‍‌‌‌ ‍‌​‍‌‌​ ​ ‌​‌​​‍‌‌​ ​ ‌​‌​​‍‌‌​ ​‍​ ​‍‌ ‍‍‌​ ​‌​​ ‌ ‌‍‌​‍​‌‌‍‌‌‍ ​‌​ ‌​‍‌‌​ ​‍​ ​‍​‍‌‌​ ‌‌‌​‌​​‍ ‍‌ ‌​‌‍‌‌‌ ‍​‌ ‌​​ ‌‍​‍‌‍​‌‌ ​ ‌‍‌‌‌‌‌‌‌ ​‍‌‍ ​​ ‌‌‍‍​‌ ‌​‌ ‌​‌ ​​‌ ​ ​‍‌‌​ ​ ‌​​‌​‍‌‌​ ​‍‌​‌‍​‍‌‌​ ​‍‌​‌‍‌‍​ ‌‍‍​‌‍‌‌‌‍ ​‌ ​ ‌‍‌‌‌‍​‌‌ ​​‌‍‍‌‌‍‌‌‌ ​‍‌ ​ ​‍ ‍‌ ​ ‌‍​‌‌‍ ‍‌‍‍‌‌ ‌​‌ ‍‌​‍ ‍‌ ​ ‌ ‌​‌ ‌‌‌‍‌​‌‍‍‌‌‍ ​‍‌‍‌‍‍‌‌‍‌​​ ‌​ ‌ ‌‍‌​‌‍‌​‌‍​‍​ ‍‌‌‍‌‍​ ​‍‌‍​‍​‍ ‌​ ‌​‌‍​‌‌‍​‍​ ‌​​‍ ‌​ ‌​​ ‌​​ ‍​​ ‌ ​‍ ‌​ ‍​‌‍​ ​ ‍‌‌‍‌‌​‍ ‌‌‍‌​​ ​‌​ ​ ‌‍‌‌‌‍​‌‌‍‌‌‌‍‌​​ ​ ​ ​​​ ​‍‌‍​‌‌‍​ ​‍‌‍‌ ‌​‌ ‍‌‌ ​​‌‍‌‌​ ‌‌‍​ ‌‍ ‌‍​‌‌‍​ ‌‍‍​​‍‌‍‌ ​​‌‍​‌‌ ‌​‌‍‍​​ ‌‌ ​‍‌‍‍‌‌‍​ ‌‍‍​‌‌‌​‌‍‌‌‌ ‍​‌ ‌​​‍‌‌​ ‌‌‌​​‍‌‌ ‌‍‍ ‌‍‌‌‌ ‍‌​‍‌‌​ ​ ‌​‌​​‍‌‌​ ​ ‌​‌​​‍‌‌​ ​‍​ ​‍​ ‌‍‌‌​‍‌ ‌‌​ ‌ ‌​‍‍‌ ‍‍‌​ ​ ​​​‍‌‌​ ​‍​ ​‍​‍‌‌​ ‌‌‌​‌​​‍ ‍‌‍​ ‌‍‍​‌‍‍‌‌‍ ​‌‍‌​‌ ​‍‌‍‌‌‌‍ ‍​‍‌‌​ ‌‌‌​​‍‌‌ ‌‍‍ ‌‍‌‌‌ ‍‌​‍‌‌​ ​ ‌​‌​​‍‌‌​ ​ ‌​‌​​‍‌‌​ ​‍​ ​‍‌ ‍‍‌​ ​‌​​ ‌ ‌‍‌​‍​‌‌‍‌‌‍ ​‌​ ‌​‍‌‌​ ​‍​ ​‍​‍‌‌​ ‌‌‌​‌​​‍ ‍‌ ‌​‌‍‌‌‌ ‍​‌ ‌​​‍‌‍‌ ​​‌‍‌‌‌ ​‍‌ ​ ‌ ​​‌‍‌‌‌‍​ ‌ ‌​‌‍‍‌‌ ‌‍‌‍‌‌​ ‌‌ ​​‌ ‌‌‌‍​‍‌‍ ​‌‍‍‌‌ ​ ‌‍‍​‌‍‌‌‌‍‌​​‍​‍‌ ‌
European Golf Teachers Federation – Life Member​​​​‌ ‍ ​‍​‍‌‍ ‌ ​‍‌‍‍‌‌‍‌ ‌‍‍‌‌‍ ‍​‍​‍​ ‍‍​‍​‍‌ ​ ‌‍​‌‌‍ ‍‌‍‍‌‌ ‌​‌ ‍‌​‍ ‍‌‍‍‌‌‍ ​‍​‍​‍ ​​‍​‍‌‍‍​‌ ​‍‌‍‌‌‌‍‌‍​‍​‍​ ‍‍​‍​‍‌‍‍​‌ ‌​‌ ‌​‌ ​​‌ ​ ​ ‍‍​‍ ​‍ ‌‍​ ‌‍‍​‌‍‌‌‌‍ ​‌ ​ ‌‍‌‌‌‍​‌‌ ​​‌‍‍‌‌‍‌‌‌ ​‍‌ ​ ​‍ ‍‌ ​ ‌‍​‌‌‍ ‍‌‍‍‌‌ ‌​‌ ‍‌​‍ ‍‌ ​ ‌ ‌​‌ ‌‌‌‍‌​‌‍‍‌‌‍ ​‍ ‌‍‍‌‌‍ ‍‌ ‌​‌‍‌‌‌‍ ‍‌ ‌​​‍ ‌‍‌‌‌‍‌​‌‍‍‌‌ ‌​​‍ ‌‍ ‌‌‍ ‌‍‌​‌‍‌‌​ ‌‌ ​​‌ ​‍‌‍‌‌‌ ​ ‌‍‌‌‌‍ ‍‌ ‌​‌‍​‌‌ ‌​‌‍‍‌‌‍ ‌‍ ‍​ ‍ ‌‍‍‌‌‍‌​​ ‌​ ‌ ‌‍‌​‌‍‌​‌‍​‍​ ‍‌‌‍‌‍​ ​‍‌‍​‍​‍ ‌​ ‌​‌‍​‌‌‍​‍​ ‌​​‍ ‌​ ‌​​ ‌​​ ‍​​ ‌ ​‍ ‌​ ‍​‌‍​ ​ ‍‌‌‍‌‌​‍ ‌‌‍‌​​ ​‌​ ​ ‌‍‌‌‌‍​‌‌‍‌‌‌‍‌​​ ​ ​ ​​​ ​‍‌‍​‌‌‍​ ​ ‍ ‌ ‌​‌ ‍‌‌ ​​‌‍‌‌​ ‌‌‍​ ‌‍ ‌‍​‌‌‍​ ‌‍‍​​ ‍ ‌ ​​‌‍​‌‌ ‌​‌‍‍​​ ‌‌ ​‍‌‍‍‌‌‍​ ‌‍‍​‌‌‌​‌‍‌‌‌ ‍​‌ ‌​​‍‌‌​ ‌‌‌​​‍‌‌ ‌‍‍ ‌‍‌‌‌ ‍‌​‍‌‌​ ​ ‌​‌​​‍‌‌​ ​ ‌​‌​​‍‌‌​ ​‍​ ​‍‌‌‌‌‌ ​​‌​ ​‌ ‌ ‌‍​ ‌‍ ‍‌​‌ ‌‍‌​​‍‌‌​ ​‍​ ​‍​‍‌‌​ ‌‌‌​‌​​‍ ‍‌‍​ ‌‍‍​‌‍‍‌‌‍ ​‌‍‌​‌ ​‍‌‍‌‌‌‍ ‍​‍‌‌​ ‌‌‌​​‍‌‌ ‌‍‍ ‌‍‌‌‌ ‍‌​‍‌‌​ ​ ‌​‌​​‍‌‌​ ​ ‌​‌​​‍‌‌​ ​‍​ ​‍‌‍‍‌‌‍​‌​ ​‍​ ​‌​ ‌​‌ ‌‍‌ ​​‌‍‍ ​‍‌‌​ ​‍​ ​‍​‍‌‌​ ‌‌‌​‌​​‍ ‍‌ ‌​‌‍‌‌‌ ‍​‌ ‌​​ ‌‍​‍‌‍​‌‌ ​ ‌‍‌‌‌‌‌‌‌ ​‍‌‍ ​​ ‌‌‍‍​‌ ‌​‌ ‌​‌ ​​‌ ​ ​‍‌‌​ ​ ‌​​‌​‍‌‌​ ​‍‌​‌‍​‍‌‌​ ​‍‌​‌‍‌‍​ ‌‍‍​‌‍‌‌‌‍ ​‌ ​ ‌‍‌‌‌‍​‌‌ ​​‌‍‍‌‌‍‌‌‌ ​‍‌ ​ ​‍ ‍‌ ​ ‌‍​‌‌‍ ‍‌‍‍‌‌ ‌​‌ ‍‌​‍ ‍‌ ​ ‌ ‌​‌ ‌‌‌‍‌​‌‍‍‌‌‍ ​‍‌‍‌‍‍‌‌‍‌​​ ‌​ ‌ ‌‍‌​‌‍‌​‌‍​‍​ ‍‌‌‍‌‍​ ​‍‌‍​‍​‍ ‌​ ‌​‌‍​‌‌‍​‍​ ‌​​‍ ‌​ ‌​​ ‌​​ ‍​​ ‌ ​‍ ‌​ ‍​‌‍​ ​ ‍‌‌‍‌‌​‍ ‌‌‍‌​​ ​‌​ ​ ‌‍‌‌‌‍​‌‌‍‌‌‌‍‌​​ ​ ​ ​​​ ​‍‌‍​‌‌‍​ ​‍‌‍‌ ‌​‌ ‍‌‌ ​​‌‍‌‌​ ‌‌‍​ ‌‍ ‌‍​‌‌‍​ ‌‍‍​​‍‌‍‌ ​​‌‍​‌‌ ‌​‌‍‍​​ ‌‌ ​‍‌‍‍‌‌‍​ ‌‍‍​‌‌‌​‌‍‌‌‌ ‍​‌ ‌​​‍‌‌​ ‌‌‌​​‍‌‌ ‌‍‍ ‌‍‌‌‌ ‍‌​‍‌‌​ ​ ‌​‌​​‍‌‌​ ​ ‌​‌​​‍‌‌​ ​‍​ ​‍‌‌‌‌‌ ​​‌​ ​‌ ‌ ‌‍​ ‌‍ ‍‌​‌ ‌‍‌​​‍‌‌​ ​‍​ ​‍​‍‌‌​ ‌‌‌​‌​​‍ ‍‌‍​ ‌‍‍​‌‍‍‌‌‍ ​‌‍‌​‌ ​‍‌‍‌‌‌‍ ‍​‍‌‌​ ‌‌‌​​‍‌‌ ‌‍‍ ‌‍‌‌‌ ‍‌​‍‌‌​ ​ ‌​‌​​‍‌‌​ ​ ‌​‌​​‍‌‌​ ​‍​ ​‍‌‍‍‌‌‍​‌​ ​‍​ ​‌​ ‌​‌ ‌‍‌ ​​‌‍‍ ​‍‌‌​ ​‍​ ​‍​‍‌‌​ ‌‌‌​‌​​‍ ‍‌ ‌​‌‍‌‌‌ ‍​‌ ‌​​‍‌‍‌ ​​‌‍‌‌‌ ​‍‌ ​ ‌ ​​‌‍‌‌‌‍​ ‌ ‌​‌‍‍‌‌ ‌‍‌‍‌‌​ ‌‌ ​​‌ ‌‌‌‍​‍‌‍ ​‌‍‍‌‌ ​ ‌‍‍​‌‍‌‌‌‍‌​​‍​‍‌ ‌
Golfing Machine – Golf Stroke Engineering Bachelor (not
active)​​​​‌ ‍ ​‍​‍‌‍ ‌ ​‍‌‍‍‌‌‍‌ ‌‍‍‌‌‍ ‍​‍​‍​ ‍‍​‍​‍‌ ​ ‌‍​‌‌‍ ‍‌‍‍‌‌ ‌​‌ ‍‌​‍ ‍‌‍‍‌‌‍ ​‍​‍​‍ ​​‍​‍‌‍‍​‌ ​‍‌‍‌‌‌‍‌‍​‍​‍​ ‍‍​‍​‍‌‍‍​‌ ‌​‌ ‌​‌ ​​‌ ​ ​ ‍‍​‍ ​‍ ‌‍​ ‌‍‍​‌‍‌‌‌‍ ​‌ ​ ‌‍‌‌‌‍​‌‌ ​​‌‍‍‌‌‍‌‌‌ ​‍‌ ​ ​‍ ‍‌ ​ ‌‍​‌‌‍ ‍‌‍‍‌‌ ‌​‌ ‍‌​‍ ‍‌ ​ ‌ ‌​‌ ‌‌‌‍‌​‌‍‍‌‌‍ ​‍ ‌‍‍‌‌‍ ‍‌ ‌​‌‍‌‌‌‍ ‍‌ ‌​​‍ ‌‍‌‌‌‍‌​‌‍‍‌‌ ‌​​‍ ‌‍ ‌‌‍ ‌‍‌​‌‍‌‌​ ‌‌ ​​‌ ​‍‌‍‌‌‌ ​ ‌‍‌‌‌‍ ‍‌ ‌​‌‍​‌‌ ‌​‌‍‍‌‌‍ ‌‍ ‍​ ‍ ‌‍‍‌‌‍‌​​ ‌​ ‌ ‌‍‌​‌‍‌​‌‍​‍​ ‍‌‌‍‌‍​ ​‍‌‍​‍​‍ ‌​ ‌​‌‍​‌‌‍​‍​ ‌​​‍ ‌​ ‌​​ ‌​​ ‍​​ ‌ ​‍ ‌​ ‍​‌‍​ ​ ‍‌‌‍‌‌​‍ ‌‌‍‌​​ ​‌​ ​ ‌‍‌‌‌‍​‌‌‍‌‌‌‍‌​​ ​ ​ ​​​ ​‍‌‍​‌‌‍​ ​ ‍ ‌ ‌​‌ ‍‌‌ ​​‌‍‌‌​ ‌‌‍​ ‌‍ ‌‍​‌‌‍​ ‌‍‍​​ ‍ ‌ ​​‌‍​‌‌ ‌​‌‍‍​​ ‌‌ ​‍‌‍‍‌‌‍​ ‌‍‍​‌‌‌​‌‍‌‌‌ ‍​‌ ‌​​‍‌‌​ ‌‌‌​​‍‌‌ ‌‍‍ ‌‍‌‌‌ ‍‌​‍‌‌​ ​ ‌​‌​​‍‌‌​ ​ ‌​‌​​‍‌‌​ ​‍​ ​‍‌‌‌​‌‍ ​‌ ​‍‌​‌​​ ​‌‌ ‌‌‌‌‌​‌​ ‍​‍‌‌​ ​‍​ ​‍​‍‌‌​ ‌‌‌​‌​​‍ ‍‌‍​ ‌‍‍​‌‍‍‌‌‍ ​‌‍‌​‌ ​‍‌‍‌‌‌‍ ‍​‍‌‌​ ‌‌‌​​‍‌‌ ‌‍‍ ‌‍‌‌‌ ‍‌​‍‌‌​ ​ ‌​‌​​‍‌‌​ ​ ‌​‌​​‍‌‌​ ​‍​ ​‍‌‍​‌‌​​ ‌ ​​​ ‌ ‌​‌‍‌‍‍​‌​​ ‌​‍ ​‍‌‌​ ​‍​ ​‍​‍‌‌​ ‌‌‌​‌​​‍ ‍‌ ‌​‌‍‌‌‌ ‍​‌ ‌​​ ‌‍​‍‌‍​‌‌ ​ ‌‍‌‌‌‌‌‌‌ ​‍‌‍ ​​ ‌‌‍‍​‌ ‌​‌ ‌​‌ ​​‌ ​ ​‍‌‌​ ​ ‌​​‌​‍‌‌​ ​‍‌​‌‍​‍‌‌​ ​‍‌​‌‍‌‍​ ‌‍‍​‌‍‌‌‌‍ ​‌ ​ ‌‍‌‌‌‍​‌‌ ​​‌‍‍‌‌‍‌‌‌ ​‍‌ ​ ​‍ ‍‌ ​ ‌‍​‌‌‍ ‍‌‍‍‌‌ ‌​‌ ‍‌​‍ ‍‌ ​ ‌ ‌​‌ ‌‌‌‍‌​‌‍‍‌‌‍ ​‍‌‍‌‍‍‌‌‍‌​​ ‌​ ‌ ‌‍‌​‌‍‌​‌‍​‍​ ‍‌‌‍‌‍​ ​‍‌‍​‍​‍ ‌​ ‌​‌‍​‌‌‍​‍​ ‌​​‍ ‌​ ‌​​ ‌​​ ‍​​ ‌ ​‍ ‌​ ‍​‌‍​ ​ ‍‌‌‍‌‌​‍ ‌‌‍‌​​ ​‌​ ​ ‌‍‌‌‌‍​‌‌‍‌‌‌‍‌​​ ​ ​ ​​​ ​‍‌‍​‌‌‍​ ​‍‌‍‌ ‌​‌ ‍‌‌ ​​‌‍‌‌​ ‌‌‍​ ‌‍ ‌‍​‌‌‍​ ‌‍‍​​‍‌‍‌ ​​‌‍​‌‌ ‌​‌‍‍​​ ‌‌ ​‍‌‍‍‌‌‍​ ‌‍‍​‌‌‌​‌‍‌‌‌ ‍​‌ ‌​​‍‌‌​ ‌‌‌​​‍‌‌ ‌‍‍ ‌‍‌‌‌ ‍‌​‍‌‌​ ​ ‌​‌​​‍‌‌​ ​ ‌​‌​​‍‌‌​ ​‍​ ​‍‌‌‌​‌‍ ​‌ ​‍‌​‌​​ ​‌‌ ‌‌‌‌‌​‌​ ‍​‍‌‌​ ​‍​ ​‍​‍‌‌​ ‌‌‌​‌​​‍ ‍‌‍​ ‌‍‍​‌‍‍‌‌‍ ​‌‍‌​‌ ​‍‌‍‌‌‌‍ ‍​‍‌‌​ ‌‌‌​​‍‌‌ ‌‍‍ ‌‍‌‌‌ ‍‌​‍‌‌​ ​ ‌​‌​​‍‌‌​ ​ ‌​‌​​‍‌‌​ ​‍​ ​‍‌‍​‌‌​​ ‌ ​​​ ‌ ‌​‌‍‌‍‍​‌​​ ‌​‍ ​‍‌‌​ ​‍​ ​‍​‍‌‌​ ‌‌‌​‌​​‍ ‍‌ ‌​‌‍‌‌‌ ‍​‌ ‌​​‍‌‍‌ ​​‌‍‌‌‌ ​‍‌ ​ ‌ ​​‌‍‌‌‌‍​ ‌ ‌​‌‍‍‌‌ ‌‍‌‍‌‌​ ‌‌ ​​‌ ‌‌‌‍​‍‌‍ ​‌‍‍‌‌ ​ ‌‍‍​‌‍‌‌‌‍‌​​‍​‍‌ ‌
Certifications from various top golf instructors: David
Leadbetter, Phil Kenyon, James Siekmann, Lynn Blake, and
Peter Croker​​​​‌ ‍ ​‍​‍‌‍ ‌ ​‍‌‍‍‌‌‍‌ ‌‍‍‌‌‍ ‍​‍​‍​ ‍‍​‍​‍‌ ​ ‌‍​‌‌‍ ‍‌‍‍‌‌ ‌​‌ ‍‌​‍ ‍‌‍‍‌‌‍ ​‍​‍​‍ ​​‍​‍‌‍‍​‌ ​‍‌‍‌‌‌‍‌‍​‍​‍​ ‍‍​‍​‍‌‍‍​‌ ‌​‌ ‌​‌ ​​‌ ​ ​ ‍‍​‍ ​‍ ‌‍​ ‌‍‍​‌‍‌‌‌‍ ​‌ ​ ‌‍‌‌‌‍​‌‌ ​​‌‍‍‌‌‍‌‌‌ ​‍‌ ​ ​‍ ‍‌ ​ ‌‍​‌‌‍ ‍‌‍‍‌‌ ‌​‌ ‍‌​‍ ‍‌ ​ ‌ ‌​‌ ‌‌‌‍‌​‌‍‍‌‌‍ ​‍ ‌‍‍‌‌‍ ‍‌ ‌​‌‍‌‌‌‍ ‍‌ ‌​​‍ ‌‍‌‌‌‍‌​‌‍‍‌‌ ‌​​‍ ‌‍ ‌‌‍ ‌‍‌​‌‍‌‌​ ‌‌ ​​‌ ​‍‌‍‌‌‌ ​ ‌‍‌‌‌‍ ‍‌ ‌​‌‍​‌‌ ‌​‌‍‍‌‌‍ ‌‍ ‍​ ‍ ‌‍‍‌‌‍‌​​ ‌​ ‌ ‌‍‌​‌‍‌​‌‍​‍​ ‍‌‌‍‌‍​ ​‍‌‍​‍​‍ ‌​ ‌​‌‍​‌‌‍​‍​ ‌​​‍ ‌​ ‌​​ ‌​​ ‍​​ ‌ ​‍ ‌​ ‍​‌‍​ ​ ‍‌‌‍‌‌​‍ ‌‌‍‌​​ ​‌​ ​ ‌‍‌‌‌‍​‌‌‍‌‌‌‍‌​​ ​ ​ ​​​ ​‍‌‍​‌‌‍​ ​ ‍ ‌ ‌​‌ ‍‌‌ ​​‌‍‌‌​ ‌‌‍​ ‌‍ ‌‍​‌‌‍​ ‌‍‍​​ ‍ ‌ ​​‌‍​‌‌ ‌​‌‍‍​​ ‌‌ ​‍‌‍‍‌‌‍​ ‌‍‍​‌‌‌​‌‍‌‌‌ ‍​‌ ‌​​‍‌‌​ ‌‌‌​​‍‌‌ ‌‍‍ ‌‍‌‌‌ ‍‌​‍‌‌​ ​ ‌​‌​​‍‌‌​ ​ ‌​‌​​‍‌‌​ ​‍​ ​‍‌ ​​​ ‍‌‌‌‌‍​ ‌‍​ ​ ‌‌‍​‌‌​ ‌‌​‌​‍‌‌​ ​‍​ ​‍​‍‌‌​ ‌‌‌​‌​​‍ ‍‌‍​ ‌‍‍​‌‍‍‌‌‍ ​‌‍‌​‌ ​‍‌‍‌‌‌‍ ‍​‍‌‌​ ‌‌‌​​‍‌‌ ‌‍‍ ‌‍‌‌‌ ‍‌​‍‌‌​ ​ ‌​‌​​‍‌‌​ ​ ‌​‌​​‍‌‌​ ​‍​ ​‍‌‍​‍‌ ‍‌‌‌‌ ​ ​‍‌‍‍​‌‍‍‌‌ ‌ ‌‍ ‍​‍‌‌​ ​‍​ ​‍​‍‌‌​ ‌‌‌​‌​​‍ ‍‌ ‌​‌‍‌‌‌ ‍​‌ ‌​​ ‌‍​‍‌‍​‌‌ ​ ‌‍‌‌‌‌‌‌‌ ​‍‌‍ ​​ ‌‌‍‍​‌ ‌​‌ ‌​‌ ​​‌ ​ ​‍‌‌​ ​ ‌​​‌​‍‌‌​ ​‍‌​‌‍​‍‌‌​ ​‍‌​‌‍‌‍​ ‌‍‍​‌‍‌‌‌‍ ​‌ ​ ‌‍‌‌‌‍​‌‌ ​​‌‍‍‌‌‍‌‌‌ ​‍‌ ​ ​‍ ‍‌ ​ ‌‍​‌‌‍ ‍‌‍‍‌‌ ‌​‌ ‍‌​‍ ‍‌ ​ ‌ ‌​‌ ‌‌‌‍‌​‌‍‍‌‌‍ ​‍‌‍‌‍‍‌‌‍‌​​ ‌​ ‌ ‌‍‌​‌‍‌​‌‍​‍​ ‍‌‌‍‌‍​ ​‍‌‍​‍​‍ ‌​ ‌​‌‍​‌‌‍​‍​ ‌​​‍ ‌​ ‌​​ ‌​​ ‍​​ ‌ ​‍ ‌​ ‍​‌‍​ ​ ‍‌‌‍‌‌​‍ ‌‌‍‌​​ ​‌​ ​ ‌‍‌‌‌‍​‌‌‍‌‌‌‍‌​​ ​ ​ ​​​ ​‍‌‍​‌‌‍​ ​‍‌‍‌ ‌​‌ ‍‌‌ ​​‌‍‌‌​ ‌‌‍​ ‌‍ ‌‍​‌‌‍​ ‌‍‍​​‍‌‍‌ ​​‌‍​‌‌ ‌​‌‍‍​​ ‌‌ ​‍‌‍‍‌‌‍​ ‌‍‍​‌‌‌​‌‍‌‌‌ ‍​‌ ‌​​‍‌‌​ ‌‌‌​​‍‌‌ ‌‍‍ ‌‍‌‌‌ ‍‌​‍‌‌​ ​ ‌​‌​​‍‌‌​ ​ ‌​‌​​‍‌‌​ ​‍​ ​‍‌ ​​​ ‍‌‌‌‌‍​ ‌‍​ ​ ‌‌‍​‌‌​ ‌‌​‌​‍‌‌​ ​‍​ ​‍​‍‌‌​ ‌‌‌​‌​​‍ ‍‌‍​ ‌‍‍​‌‍‍‌‌‍ ​‌‍‌​‌ ​‍‌‍‌‌‌‍ ‍​‍‌‌​ ‌‌‌​​‍‌‌ ‌‍‍ ‌‍‌‌‌ ‍‌​‍‌‌​ ​ ‌​‌​​‍‌‌​ ​ ‌​‌​​‍‌‌​ ​‍​ ​‍‌‍​‍‌ ‍‌‌‌‌ ​ ​‍‌‍‍​‌‍‍‌‌ ‌ ‌‍ ‍​‍‌‌​ ​‍​ ​‍​‍‌‌​ ‌‌‌​‌​​‍ ‍‌ ‌​‌‍‌‌‌ ‍​‌ ‌​​‍‌‍‌ ​​‌‍‌‌‌ ​‍‌ ​ ‌ ​​‌‍‌‌‌‍​ ‌ ‌​‌‍‍‌‌ ‌‍‌‍‌‌​ ‌‌ ​​‌ ‌‌‌‍​‍‌‍ ​‌‍‍‌‌ ​ ‌‍‍​‌‍‌‌‌‍‌​​‍​‍‌ ‌
2023 Chelsea Piers Legacy Award​​​​‌ ‍ ​‍​‍‌‍ ‌ ​‍‌‍‍‌‌‍‌ ‌‍‍‌‌‍ ‍​‍​‍​ ‍‍​‍​‍‌ ​ ‌‍​‌‌‍ ‍‌‍‍‌‌ ‌​‌ ‍‌​‍ ‍‌‍‍‌‌‍ ​‍​‍​‍ ​​‍​‍‌‍‍​‌ ​‍‌‍‌‌‌‍‌‍​‍​‍​ ‍‍​‍​‍‌‍‍​‌ ‌​‌ ‌​‌ ​​‌ ​ ​ ‍‍​‍ ​‍ ‌‍​ ‌‍‍​‌‍‌‌‌‍ ​‌ ​ ‌‍‌‌‌‍​‌‌ ​​‌‍‍‌‌‍‌‌‌ ​‍‌ ​ ​‍ ‍‌ ​ ‌‍​‌‌‍ ‍‌‍‍‌‌ ‌​‌ ‍‌​‍ ‍‌ ​ ‌ ‌​‌ ‌‌‌‍‌​‌‍‍‌‌‍ ​‍ ‌‍‍‌‌‍ ‍‌ ‌​‌‍‌‌‌‍ ‍‌ ‌​​‍ ‌‍‌‌‌‍‌​‌‍‍‌‌ ‌​​‍ ‌‍ ‌‌‍ ‌‍‌​‌‍‌‌​ ‌‌ ​​‌ ​‍‌‍‌‌‌ ​ ‌‍‌‌‌‍ ‍‌ ‌​‌‍​‌‌ ‌​‌‍‍‌‌‍ ‌‍ ‍​ ‍ ‌‍‍‌‌‍‌​​ ‌​ ‌ ‌‍‌​‌‍‌​‌‍​‍​ ‍‌‌‍‌‍​ ​‍‌‍​‍​‍ ‌​ ‌​‌‍​‌‌‍​‍​ ‌​​‍ ‌​ ‌​​ ‌​​ ‍​​ ‌ ​‍ ‌​ ‍​‌‍​ ​ ‍‌‌‍‌‌​‍ ‌‌‍‌​​ ​‌​ ​ ‌‍‌‌‌‍​‌‌‍‌‌‌‍‌​​ ​ ​ ​​​ ​‍‌‍​‌‌‍​ ​ ‍ ‌ ‌​‌ ‍‌‌ ​​‌‍‌‌​ ‌‌‍​ ‌‍ ‌‍​‌‌‍​ ‌‍‍​​ ‍ ‌ ​​‌‍​‌‌ ‌​‌‍‍​​ ‌‌ ​‍‌‍‍‌‌‍​ ‌‍‍​‌‌‌​‌‍‌‌‌ ‍​‌ ‌​​‍‌‌​ ‌‌‌​​‍‌‌ ‌‍‍ ‌‍‌‌‌ ‍‌​‍‌‌​ ​ ‌​‌​​‍‌‌​ ​ ‌​‌​​‍‌‌​ ​‍​ ​‍‌ ​ ‌‌​​‌ ‍​‌​‌‍‌‍‌​‌‍‍‌‌​‌​‌​​‌​‍‌‌​ ​‍​ ​‍​‍‌‌​ ‌‌‌​‌​​‍ ‍‌‍​ ‌‍‍​‌‍‍‌‌‍ ​‌‍‌​‌ ​‍‌‍‌‌‌‍ ‍​‍‌‌​ ‌‌‌​​‍‌‌ ‌‍‍ ‌‍‌‌‌ ‍‌​‍‌‌​ ​ ‌​‌​​‍‌‌​ ​ ‌​‌​​‍‌‌​ ​‍​ ​‍‌​​ ‌ ​‌‌‍ ‌‍ ​‌‍ ​​ ‌​‌ ‌‍​ ​‍​‍‌‌​ ​‍​ ​‍​‍‌‌​ ‌‌‌​‌​​‍ ‍‌ ‌​‌‍‌‌‌ ‍​‌ ‌​​ ‌‍​‍‌‍​‌‌ ​ ‌‍‌‌‌‌‌‌‌ ​‍‌‍ ​​ ‌‌‍‍​‌ ‌​‌ ‌​‌ ​​‌ ​ ​‍‌‌​ ​ ‌​​‌​‍‌‌​ ​‍‌​‌‍​‍‌‌​ ​‍‌​‌‍‌‍​ ‌‍‍​‌‍‌‌‌‍ ​‌ ​ ‌‍‌‌‌‍​‌‌ ​​‌‍‍‌‌‍‌‌‌ ​‍‌ ​ ​‍ ‍‌ ​ ‌‍​‌‌‍ ‍‌‍‍‌‌ ‌​‌ ‍‌​‍ ‍‌ ​ ‌ ‌​‌ ‌‌‌‍‌​‌‍‍‌‌‍ ​‍‌‍‌‍‍‌‌‍‌​​ ‌​ ‌ ‌‍‌​‌‍‌​‌‍​‍​ ‍‌‌‍‌‍​ ​‍‌‍​‍​‍ ‌​ ‌​‌‍​‌‌‍​‍​ ‌​​‍ ‌​ ‌​​ ‌​​ ‍​​ ‌ ​‍ ‌​ ‍​‌‍​ ​ ‍‌‌‍‌‌​‍ ‌‌‍‌​​ ​‌​ ​ ‌‍‌‌‌‍​‌‌‍‌‌‌‍‌​​ ​ ​ ​​​ ​‍‌‍​‌‌‍​ ​‍‌‍‌ ‌​‌ ‍‌‌ ​​‌‍‌‌​ ‌‌‍​ ‌‍ ‌‍​‌‌‍​ ‌‍‍​​‍‌‍‌ ​​‌‍​‌‌ ‌​‌‍‍​​ ‌‌ ​‍‌‍‍‌‌‍​ ‌‍‍​‌‌‌​‌‍‌‌‌ ‍​‌ ‌​​‍‌‌​ ‌‌‌​​‍‌‌ ‌‍‍ ‌‍‌‌‌ ‍‌​‍‌‌​ ​ ‌​‌​​‍‌‌​ ​ ‌​‌​​‍‌‌​ ​‍​ ​‍‌ ​ ‌‌​​‌ ‍​‌​‌‍‌‍‌​‌‍‍‌‌​‌​‌​​‌​‍‌‌​ ​‍​ ​‍​‍‌‌​ ‌‌‌​‌​​‍ ‍‌‍​ ‌‍‍​‌‍‍‌‌‍ ​‌‍‌​‌ ​‍‌‍‌‌‌‍ ‍​‍‌‌​ ‌‌‌​​‍‌‌ ‌‍‍ ‌‍‌‌‌ ‍‌​‍‌‌​ ​ ‌​‌​​‍‌‌​ ​ ‌​‌​​‍‌‌​ ​‍​ ​‍‌​​ ‌ ​‌‌‍ ‌‍ ​‌‍ ​​ ‌​‌ ‌‍​ ​‍​‍‌‌​ ​‍​ ​‍​‍‌‌​ ‌‌‌​‌​​‍ ‍‌ ‌​‌‍‌‌‌ ‍​‌ ‌​​‍‌‍‌ ​​‌‍‌‌‌ ​‍‌ ​ ‌ ​​‌‍‌‌‌‍​ ‌ ‌​‌‍‍‌‌ ‌‍‌‍‌‌​ ‌‌ ​​‌ ‌‌‌‍​‍‌‍ ​‌‍‍‌‌ ​ ‌‍‍​‌‍‌‌‌‍‌​​‍​‍‌ ‌
Coaching Philosophy​​​​‌ ‍ ​‍​‍‌‍ ‌ ​‍‌‍‍‌‌‍‌ ‌‍‍‌‌‍ ‍​‍​‍​ ‍‍​‍​‍‌ ​ ‌‍​‌‌‍ ‍‌‍‍‌‌ ‌​‌ ‍‌​‍ ‍‌‍‍‌‌‍ ​‍​‍​‍ ​​‍​‍‌‍‍​‌ ​‍‌‍‌‌‌‍‌‍​‍​‍​ ‍‍​‍​‍‌‍‍​‌ ‌​‌ ‌​‌ ​​‌ ​ ​ ‍‍​‍ ​‍ ‌‍​ ‌‍‍​‌‍‌‌‌‍ ​‌ ​ ‌‍‌‌‌‍​‌‌ ​​‌‍‍‌‌‍‌‌‌ ​‍‌ ​ ​‍ ‍‌ ​ ‌‍​‌‌‍ ‍‌‍‍‌‌ ‌​‌ ‍‌​‍ ‍‌ ​ ‌ ‌​‌ ‌‌‌‍‌​‌‍‍‌‌‍ ​‍ ‌‍‍‌‌‍ ‍‌ ‌​‌‍‌‌‌‍ ‍‌ ‌​​‍ ‌‍‌‌‌‍‌​‌‍‍‌‌ ‌​​‍ ‌‍ ‌‌‍ ‌‍‌​‌‍‌‌​ ‌‌ ​​‌ ​‍‌‍‌‌‌ ​ ‌‍‌‌‌‍ ‍‌ ‌​‌‍​‌‌ ‌​‌‍‍‌‌‍ ‌‍ ‍​ ‍ ‌‍‍‌‌‍‌​​ ‌​ ‌ ‌‍‌​‌‍‌​‌‍​‍​ ‍‌‌‍‌‍​ ​‍‌‍​‍​‍ ‌​ ‌​‌‍​‌‌‍​‍​ ‌​​‍ ‌​ ‌​​ ‌​​ ‍​​ ‌ ​‍ ‌​ ‍​‌‍​ ​ ‍‌‌‍‌‌​‍ ‌‌‍‌​​ ​‌​ ​ ‌‍‌‌‌‍​‌‌‍‌‌‌‍‌​​ ​ ​ ​​​ ​‍‌‍​‌‌‍​ ​ ‍ ‌ ‌​‌ ‍‌‌ ​​‌‍‌‌​ ‌‌‍​ ‌‍ ‌‍​‌‌‍​ ‌‍‍​​ ‍ ‌ ​​‌‍​‌‌ ‌​‌‍‍​​ ‌‌ ​‍‌‍‍‌‌‍​ ‌‍‍​‌‌‌​‌‍‌‌‌ ‍​‌ ‌​​‍‌‌​ ‌‌‌​​‍‌‌ ‌‍‍ ‌‍‌‌‌ ‍‌​‍‌‌​ ​ ‌​‌​​‍‌‌​ ​ ‌​‌​​‍‌‌​ ​‍​ ​‍‌​​ ​ ‍​‌ ‍‌​ ‌‍‌‌​‌‌‍ ‍‌‍‌​‌ ‌ ​‍‌‌​ ​‍​ ​‍​‍‌‌​ ‌‌‌​‌​​‍ ‍‌‍​ ‌‍‍​‌‍‍‌‌‍ ​‌‍‌​‌ ​‍‌‍‌‌‌‍ ‍​‍‌‌​ ‌‌‌​​‍‌‌ ‌‍‍ ‌‍‌‌‌ ‍‌​‍‌‌​ ​ ‌​‌​​‍‌‌​ ​ ‌​‌​​‍‌‌​ ​‍​ ​‍‌‍ ‍‌​ ‍​ ​​‌‍‌‍‌‍‌​‌‌‌ ‌‍​‌‌ ​‌​‍‌‌​ ​‍​ ​‍​‍‌‌​ ‌‌‌​‌​​‍ ‍‌ ‌​‌‍‌‌‌ ‍​‌ ‌​​ ‌‍​‍‌‍​‌‌ ​ ‌‍‌‌‌‌‌‌‌ ​‍‌‍ ​​ ‌‌‍‍​‌ ‌​‌ ‌​‌ ​​‌ ​ ​‍‌‌​ ​ ‌​​‌​‍‌‌​ ​‍‌​‌‍​‍‌‌​ ​‍‌​‌‍‌‍​ ‌‍‍​‌‍‌‌‌‍ ​‌ ​ ‌‍‌‌‌‍​‌‌ ​​‌‍‍‌‌‍‌‌‌ ​‍‌ ​ ​‍ ‍‌ ​ ‌‍​‌‌‍ ‍‌‍‍‌‌ ‌​‌ ‍‌​‍ ‍‌ ​ ‌ ‌​‌ ‌‌‌‍‌​‌‍‍‌‌‍ ​‍‌‍‌‍‍‌‌‍‌​​ ‌​ ‌ ‌‍‌​‌‍‌​‌‍​‍​ ‍‌‌‍‌‍​ ​‍‌‍​‍​‍ ‌​ ‌​‌‍​‌‌‍​‍​ ‌​​‍ ‌​ ‌​​ ‌​​ ‍​​ ‌ ​‍ ‌​ ‍​‌‍​ ​ ‍‌‌‍‌‌​‍ ‌‌‍‌​​ ​‌​ ​ ‌‍‌‌‌‍​‌‌‍‌‌‌‍‌​​ ​ ​ ​​​ ​‍‌‍​‌‌‍​ ​‍‌‍‌ ‌​‌ ‍‌‌ ​​‌‍‌‌​ ‌‌‍​ ‌‍ ‌‍​‌‌‍​ ‌‍‍​​‍‌‍‌ ​​‌‍​‌‌ ‌​‌‍‍​​ ‌‌ ​‍‌‍‍‌‌‍​ ‌‍‍​‌‌‌​‌‍‌‌‌ ‍​‌ ‌​​‍‌‌​ ‌‌‌​​‍‌‌ ‌‍‍ ‌‍‌‌‌ ‍‌​‍‌‌​ ​ ‌​‌​​‍‌‌​ ​ ‌​‌​​‍‌‌​ ​‍​ ​‍‌​​ ​ ‍​‌ ‍‌​ ‌‍‌‌​‌‌‍ ‍‌‍‌​‌ ‌ ​‍‌‌​ ​‍​ ​‍​‍‌‌​ ‌‌‌​‌​​‍ ‍‌‍​ ‌‍‍​‌‍‍‌‌‍ ​‌‍‌​‌ ​‍‌‍‌‌‌‍ ‍​‍‌‌​ ‌‌‌​​‍‌‌ ‌‍‍ ‌‍‌‌‌ ‍‌​‍‌‌​ ​ ‌​‌​​‍‌‌​ ​ ‌​‌​​‍‌‌​ ​‍​ ​‍‌‍ ‍‌​ ‍​ ​​‌‍‌‍‌‍‌​‌‌‌ ‌‍​‌‌ ​‌​‍‌‌​ ​‍​ ​‍​‍‌‌​ ‌‌‌​‌​​‍ ‍‌ ‌​‌‍‌‌‌ ‍​‌ ‌​​‍‌‍‌ ​​‌‍‌‌‌ ​‍‌ ​ ‌ ​​‌‍‌‌‌‍​ ‌ ‌​‌‍‍‌‌ ‌‍‌‍‌‌​ ‌‌ ​​‌ ‌‌‌‍​‍‌‍ ​‌‍‍‌‌ ​ ‌‍‍​‌‍‌‌‌‍‌​​‍​‍‌ ‌